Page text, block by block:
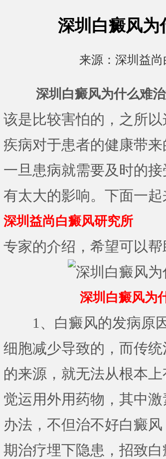
深圳白癜风为
来源： 深圳益
深圳白癜风为什么难
该是比较害怕的，之所
疾病对于患者的健康带
一旦患病就需要及时的
有太大的影响。下面一
深圳益尚白癜风研究所
专家的介绍，希望可以帮
深圳白癜风为
1、白癜风的发病原
细胞减少导致的，而传
的来源，就无法从根本
觉运用外用药物，其中
办法，不但治不好白癜
期治疗埋下隐患，招致